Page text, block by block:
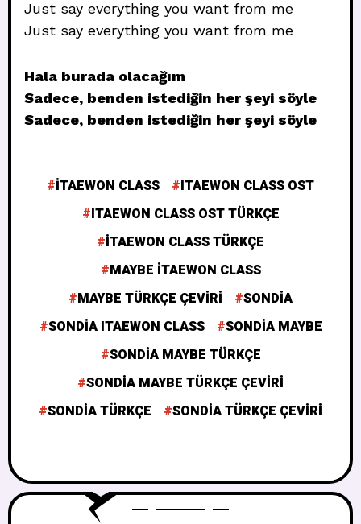
Just say everything you want from me
Just say everything you want from me
Hala burada olacağım
Sadece, benden istediğin her şeyi söyle
Sadece, benden istediğin her şeyi söyle
ITAEWON CLASS
ITAEWON CLASS OST
ITAEWON CLASS OST TÜRKÇE
ITAEWON CLASS TÜRKÇE
MAYBE ITAEWON CLASS
MAYBE TÜRKÇE ÇEVIRI
SONDIA
SONDIA ITAEWON CLASS
SONDIA MAYBE
SONDIA MAYBE TÜRKÇE
SONDIA MAYBE TÜRKÇE ÇEVIRI
SONDIA TÜRKÇE
SONDIA TÜRKÇE ÇEVIRI